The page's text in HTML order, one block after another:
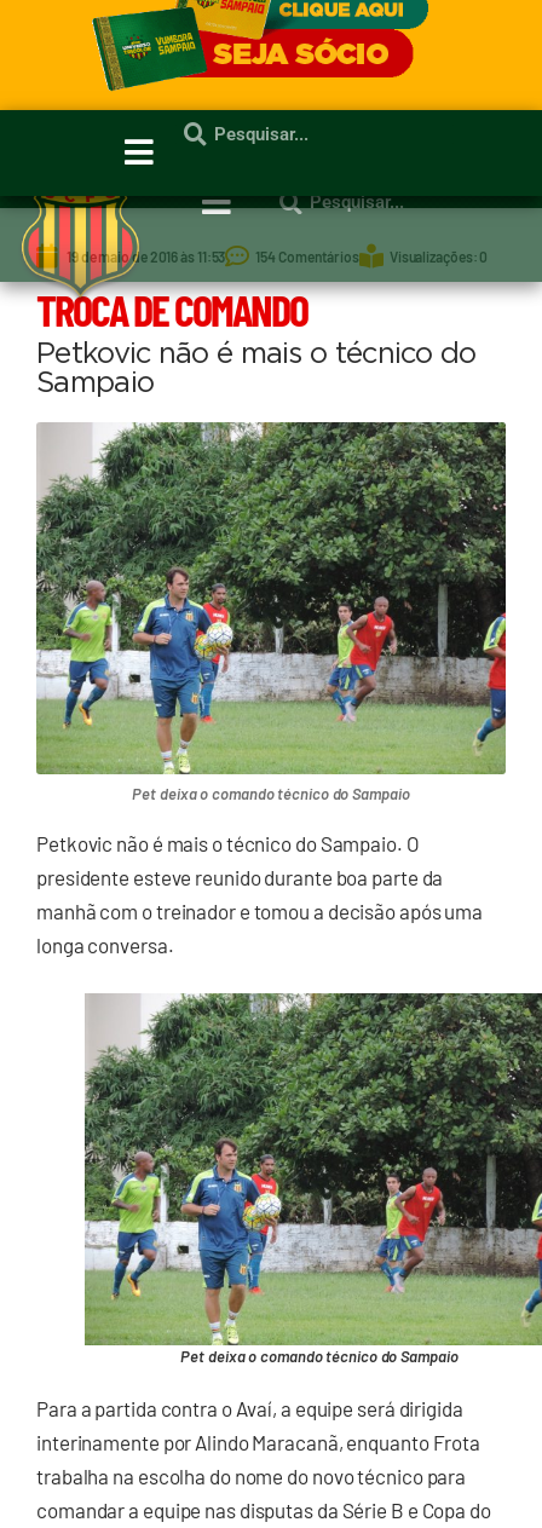
19 de maio de 2016 às 11:53 154 Comentários Visualizações: 0
TROCA DE COMANDO
Petkovic não é mais o técnico do
Sampaio
Pet deixa o comando técnico do Sampaio
Petkovic não é mais o técnico do Sampaio. O
presidente esteve reunido durante boa parte da
manhã com o treinador e tomou a decisão após uma
longa conversa.
Pet deixa o comando técnico do Sampaio
Para a partida contra o Avaí, a equipe será dirigida
interinamente por Alindo Maracanã, enquanto Frota
trabalha na escolha do nome do novo técnico para
comandar a equipe nas disputas da Série B e Copa do